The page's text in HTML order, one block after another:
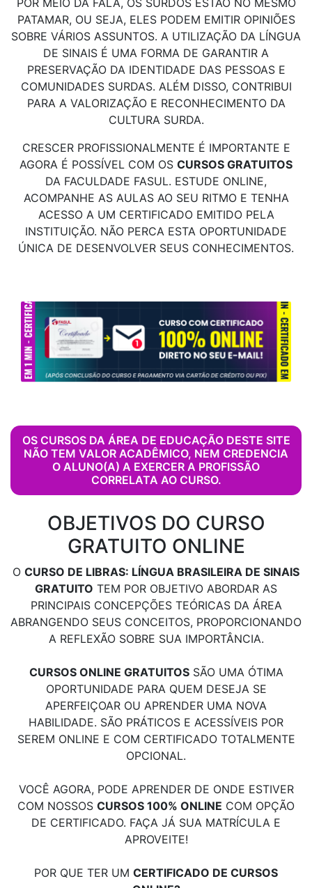
POR MEIO DA FALA, OS SURDOS ESTÃO NO MESMO
PATAMAR, OU SEJA, ELES PODEM EMITIR OPINIÕES
SOBRE VÁRIOS ASSUNTOS. A UTILIZAÇÃO DA LÍNGUA
DE SINAIS É UMA FORMA DE GARANTIR A
PRESERVAÇÃO DA IDENTIDADE DAS PESSOAS E
COMUNIDADES SURDAS. ALÉM DISSO, CONTRIBUI
PARA A VALORIZAÇÃO E RECONHECIMENTO DA
CULTURA SURDA.
CRESCER PROFISSIONALMENTE É IMPORTANTE E
AGORA É POSSÍVEL COM OS CURSOS GRATUITOS
DA FACULDADE FASUL. ESTUDE ONLINE,
ACOMPANHE AS AULAS AO SEU RITMO E TENHA
ACESSO A UM CERTIFICADO EMITIDO PELA
INSTITUIÇÃO. NÃO PERCA ESTA OPORTUNIDADE
ÚNICA DE DESENVOLVER SEUS CONHECIMENTOS.
OS CURSOS DA ÁREA DE EDUCAÇÃO DESTE SITE
NÃO TEM VALOR ACADÊMICO, NEM CREDENCIA
O ALUNO(A) A EXERCER A PROFISSÃO
CORRELATA AO CURSO.
OBJETIVOS DO CURSO
GRATUITO ONLINE
O CURSO DE LIBRAS: LÍNGUA BRASILEIRA DE SINAIS
GRATUITO TEM POR OBJETIVO ABORDAR AS
PRINCIPAIS CONCEPÇÕES TEÓRICAS DA ÁREA
ABRANGENDO SEUS CONCEITOS, PROPORCIONANDO
A REFLEXÃO SOBRE SUA IMPORTÂNCIA.
CURSOS ONLINE GRATUITOSSÃO UMA ÓTIMA
OPORTUNIDADE PARA QUEM DESEJA SE
APERFEIÇOAR OU APRENDER UMA NOVA
HABILIDADE. SÃO PRÁTICOS E ACESSÍVEIS POR
SEREM ONLINE E COM CERTIFICADO TOTALMENTE
OPCIONAL.
VOCÊ AGORA, PODE APRENDER DE ONDE ESTIVER
COM NOSSOS CURSOS 100% ONLINE COM OPÇÃO
DE CERTIFICADO. FAÇA JÁ SUA MATRÍCULA E
APROVEITE!
POR QUE TER UM CERTIFICADO DE CURSOS